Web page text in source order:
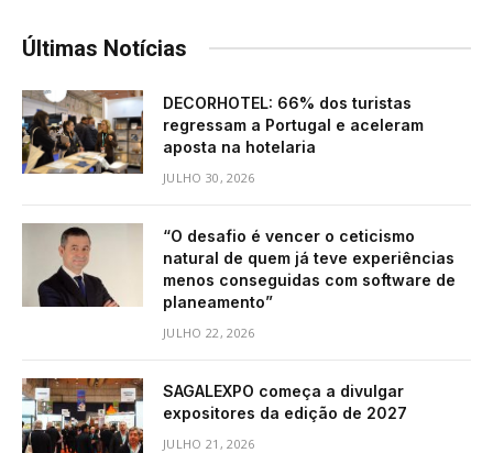
Últimas Notícias
DECORHOTEL: 66% dos turistas
regressam a Portugal e aceleram
aposta na hotelaria
JULHO 30, 2026
“O desafio é vencer o ceticismo
natural de quem já teve experiências
menos conseguidas com software de
planeamento”
JULHO 22, 2026
SAGALEXPO começa a divulgar
expositores da edição de 2027
JULHO 21, 2026